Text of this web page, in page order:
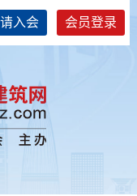
入会 会员登录